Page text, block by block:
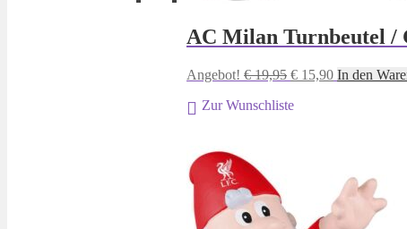
AC Milan Turnbeutel /
Angebot! €19,95 Ursprünglicher
war:
€ 15,90Aktueller
In den
Zur Wunschliste